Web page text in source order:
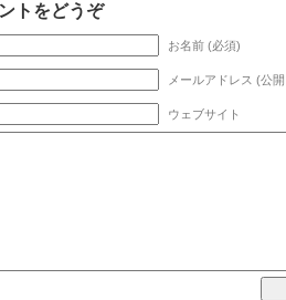
トをどうぞ
お名前 (必須)
メールアドレス (公
ウェブサイト